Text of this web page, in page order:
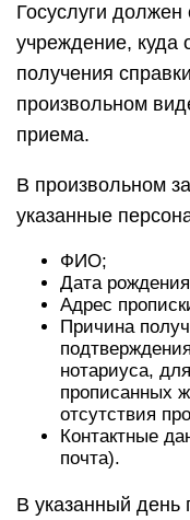
Госуслуги
учреждение, куда
получения
произвольном
приема.
В произвольном
указанные
ФИО;
Дата
Адрес
Причина
нотариуса,
прописанных
отсутствия
Контактные
почта).
В указанный день